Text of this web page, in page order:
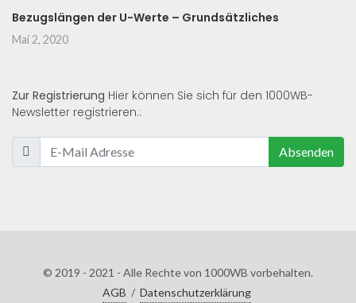
Bezugslängen der U-Werte – Grundsätzliches
Mai 2, 2020
Zur Registrierung Hier können Sie sich für den 1000WB-
Newsletter registrieren.:
Absenden
© 2019 - 2021 - Alle Rechte von 1000WB vorbehalten.
AGB / Datenschutzerklärung